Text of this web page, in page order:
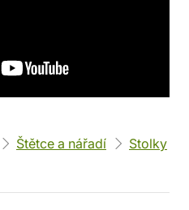
Kód produktu
Štětce a nářadí
Stolky